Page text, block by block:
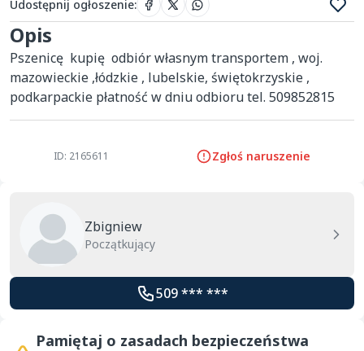
Udostępnij ogłoszenie:
Opis
Pszenicę  kupię  odbiór własnym transportem , woj.
mazowieckie ,łódzkie , lubelskie, świętokrzyskie ,
podkarpackie płatność w dniu odbioru tel. 509852815
ID: 2165611 Zgłoś naruszenie
Zbigniew
Początkujący
509 *** ***
Pamiętaj o zasadach bezpieczeństwa